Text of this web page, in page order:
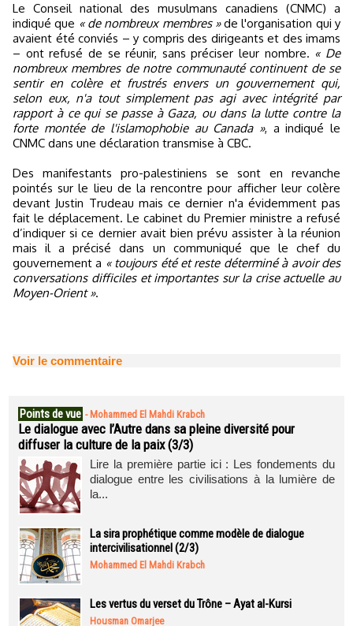
Le Conseil national des musulmans canadiens (CNMC) a
indiqué que « de nombreux membres »de l'organisation qui y
avaient été conviés – y compris des dirigeants et des imams
– ont refusé de se réunir, sans préciser leur nombre. « De
nombreux membres de notre communauté continuent de se
sentir en colère et frustrés envers un gouvernement qui,
selon eux, n'a tout simplement pas agi avec intégrité par
rapport à ce qui se passe à Gaza, ou dans la lutte contre la
forte montée de l'islamophobie au Canada », a indiqué le
CNMC dans une déclaration transmise à CBC.
Des manifestants pro-palestiniens se sont en revanche
pointés sur le lieu de la rencontre pour afficher leur colère
devant Justin Trudeau mais ce dernier n'a évidemment pas
fait le déplacement. Le cabinet du Premier ministre a refusé
d’indiquer si ce dernier avait bien prévu assister à la réunion
mais il a précisé dans un communiqué que le chef du
gouvernement a « toujours été et reste déterminé à avoir des
conversations difficiles et importantes sur la crise actuelle au
Moyen-Orient ».
Voir le commentaire
Points de vue - Mohammed El Mahdi Krabch
Le dialogue avec l’Autre dans sa pleine diversité pour
diffuser la culture de la paix (3/3)
Lire la première partie ici : Les fondements du
dialogue entre les civilisations à la lumière de
la...
La sira prophétique comme modèle de dialogue
intercivilisationnel (2/3)
Mohammed El Mahdi Krabch
Les vertus du verset du Trône – Ayat al-Kursi
Housman Omarjee